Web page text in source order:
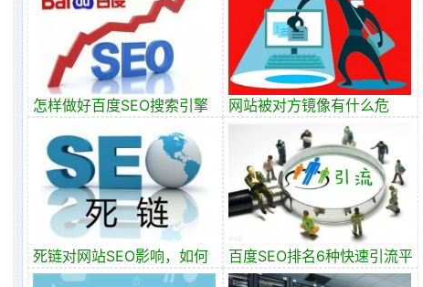
怎样做好百度SEO搜索引擎
网站被对方镜像有什么危
害，该怎么处理？
死链对网站SEO影响，如何
防范处理死链接
百度SEO排名6种快速引流平
台方法